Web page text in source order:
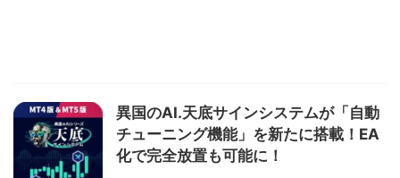
異国のAI.天底サインシステムが「自動
チューニング機能」を新たに搭載！EA
化で完全放置も可能に！